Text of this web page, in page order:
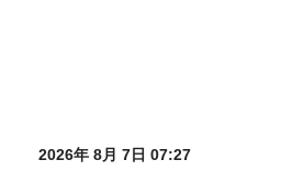
2026年 8月 7日 07:27